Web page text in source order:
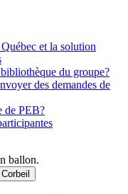
et la solution
du groupe?
des demandes de
de PEB?